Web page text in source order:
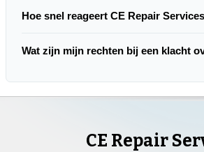
Hoe snel reageert CE Repair
Wat zijn mijn rechten bij een klacht
CE Repair